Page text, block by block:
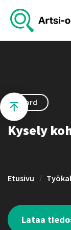
Word
Kysely
Etusivu
Lataa